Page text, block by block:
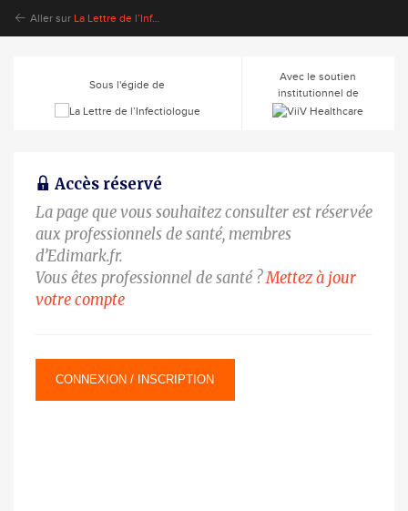
Aller sur La Lettre de l’Infectiologue
Sous l'égide de
Avec le soutien
institutionnel de
Accès réservé
La page que vous souhaitez consulter est réservée
aux professionnels de santé, membres
d’Edimark.fr.
Vous êtes professionnel de santé ?Mettez à jour
votre compte
CONNEXION / INSCRIPTION